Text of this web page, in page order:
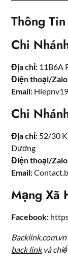
Thông
Chi
Địa chỉ: 11B6A
Điện thoại/
Email:
Chi
Địa chỉ: 52/30
Dương
Điện thoại/
Email:
Mạng Xã
Facebook:
back link và